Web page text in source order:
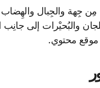
مِن جِهة والجِبال
والبُحيْرات إلى
موقع محتوي.